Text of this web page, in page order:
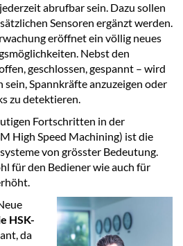
abrufbar sein. Dazu sollen
Sensoren ergänzt werden.
eröffnet ein völlig neues
Nebst den
geschlossen, gespannt – wird
sein, Spannkräfte anzuzeigen oder
zu detektieren.
Fortschritten in der
High Speed Machining) ist die
von grösster Bedeutung.
für den Bediener wie auch für
HSK-
da